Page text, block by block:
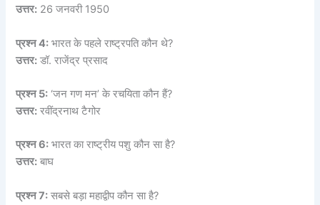
उत्तर: 26 जनवरी 1950
प्रश्न 4: भारत के पहले राष्ट्रपति कौन थे?
उत्तर: डॉ. राजेंद्र प्रसाद
प्रश्न 5: ‘जन गण मन’ के रचयिता कौन हैं?
उत्तर: रवींद्रनाथ टैगोर
प्रश्न 6: भारत का राष्ट्रीय पशु कौन सा है?
उत्तर: बाघ
प्रश्न 7: सबसे बड़ा महाद्वीप कौन सा है?